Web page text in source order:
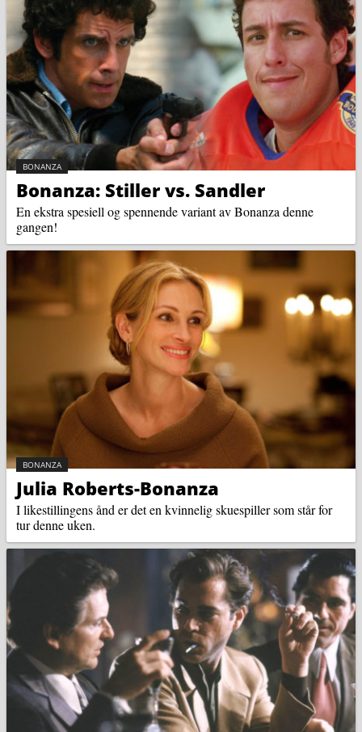
Bonanza: Stiller vs. Sandler
KATEGORI:
BONANZA
En ekstra spesiell og spennende variant av Bonanza denne
gangen!
Julia Roberts-Bonanza
KATEGORI:
BONANZA
I likestillingens ånd er det en kvinnelig skuespiller som står for
tur denne uken.